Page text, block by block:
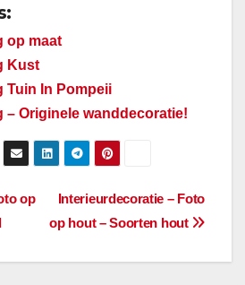
op maat
Kust
Tuin In Pompeii
– Originele wanddecoratie!
Interieurdecoratie – Foto
op hout – Soorten hout
op